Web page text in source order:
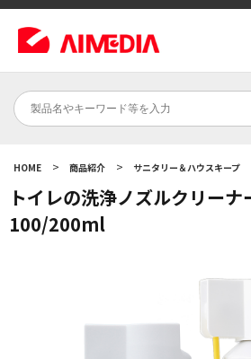
HOME > 商品紹介 > サニタリー＆ハウスキープ
トイレの洗浄ノズルクリーナ
100/200ml